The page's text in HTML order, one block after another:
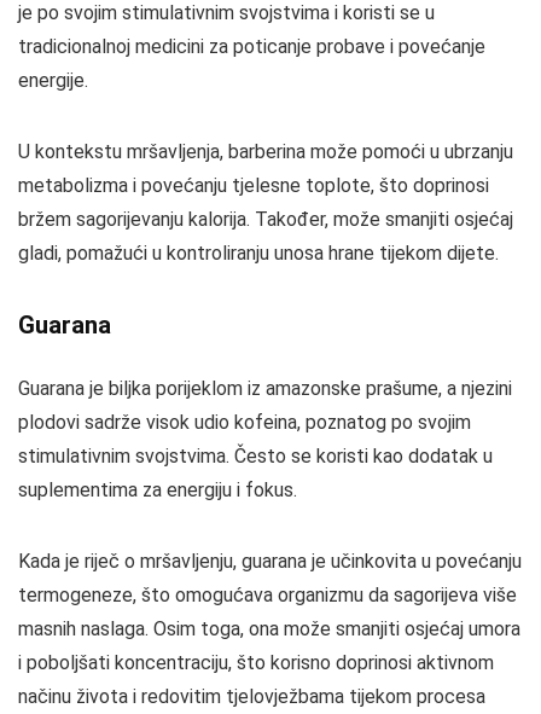
je po svojim stimulativnim svojstvima i koristi se u
tradicionalnoj medicini za poticanje probave i povećanje
energije.
U kontekstu mršavljenja, barberina može pomoći u ubrzanju
metabolizma i povećanju tjelesne toplote, što doprinosi
bržem sagorijevanju kalorija. Također, može smanjiti osjećaj
gladi, pomažući u kontroliranju unosa hrane tijekom dijete.
Guarana
Guarana je biljka porijeklom iz amazonske prašume, a njezini
plodovi sadrže visok udio kofeina, poznatog po svojim
stimulativnim svojstvima. Često se koristi kao dodatak u
suplementima za energiju i fokus.
Kada je riječ o mršavljenju, guarana je učinkovita u povećanju
termogeneze, što omogućava organizmu da sagorijeva više
masnih naslaga. Osim toga, ona može smanjiti osjećaj umora
i poboljšati koncentraciju, što korisno doprinosi aktivnom
načinu života i redovitim tjelovježbama tijekom procesa